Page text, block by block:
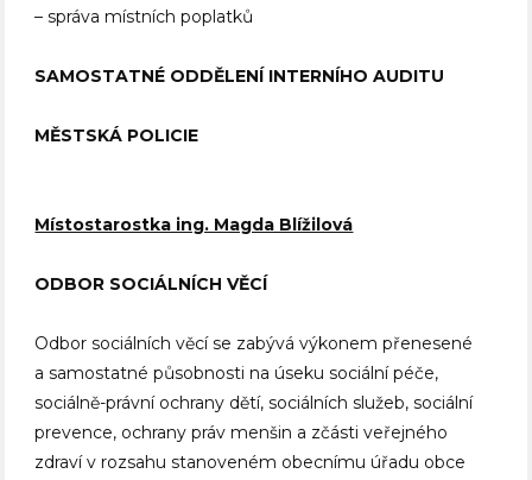
– správa místních poplatků
SAMOSTATNÉ ODDĚLENÍ INTERNÍHO AUDITU
MĚSTSKÁ POLICIE
Místostarostka ing. Magda Blížilová
ODBOR SOCIÁLNÍCH VĚCÍ
Odbor sociálních věcí se zabývá výkonem přenesené
a samostatné působnosti na úseku sociální péče,
sociálně-právní ochrany dětí, sociálních služeb, sociální
prevence, ochrany práv menšin a zčásti veřejného
zdraví v rozsahu stanoveném obecnímu úřadu obce